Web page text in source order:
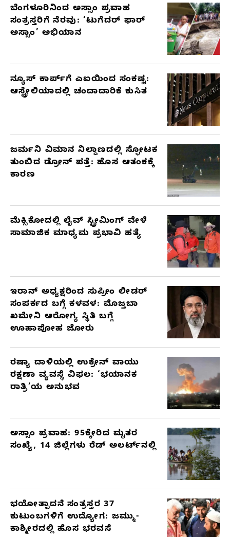
RELATED
ARTICLES
ಬೆಂಗಳೂರಿನಿಂದ ಅಸ್ಸಾಂ ಪ್ರವಾಹ
ಸಂತ್ರಸ್ತರಿಗೆ ನೆರವು: ‘ಟುಗೆದರ್ ಫಾರ್
ಅಸ್ಸಾಂ’ ಅಭಿಯಾನ
ನ್ಯೂಸ್ ಕಾರ್ಪ್‌ಗೆ ಎಐಯಿಂದ ಸಂಕಷ್ಟ:
ಆಸ್ಟ್ರೇಲಿಯಾದಲ್ಲಿ ಚಂದಾದಾರಿಕೆ ಕುಸಿತ
ಜರ್ಮನಿ ವಿಮಾನ ನಿಲ್ದಾಣದಲ್ಲಿ ಸ್ಫೋಟಕ
ತುಂಬಿದ ಡ್ರೋನ್ ಪತ್ತೆ: ಹೊಸ ಆತಂಕಕ್ಕೆ
ಕಾರಣ
ಮೆಕ್ಸಿಕೋದಲ್ಲಿ ಲೈವ್ ಸ್ಟ್ರೀಮಿಂಗ್ ವೇಳೆ
ಸಾಮಾಜಿಕ ಮಾಧ್ಯಮ ಪ್ರಭಾವಿ ಹತ್ಯೆ
ಇರಾನ್ ಅಧ್ಯಕ್ಷರಿಂದ ಸುಪ್ರೀಂ ಲೀಡರ್
ಸಂಪರ್ಕದ ಬಗ್ಗೆ ಕಳವಳ: ಮೊಜ್ತಬಾ
ಖಮೇನಿ ಆರೋಗ್ಯ ಸ್ಥಿತಿ ಬಗ್ಗೆ
ಊಹಾಪೋಹ ಜೋರು
ರಷ್ಯಾ ದಾಳಿಯಲ್ಲಿ ಉಕ್ರೇನ್ ವಾಯು
ರಕ್ಷಣಾ ವ್ಯವಸ್ಥೆ ವಿಫಲ: ‘ಭಯಾನಕ
ರಾತ್ರಿ’ಯ ಅನುಭವ
ಅಸ್ಸಾಂ ಪ್ರವಾಹ: 95ಕ್ಕೇರಿದ ಮೃತರ
ಸಂಖ್ಯೆ, 14 ಜಿಲ್ಲೆಗಳು ರೆಡ್ ಅಲರ್ಟ್‌ನಲ್ಲಿ
ಭಯೋತ್ಪಾದನೆ ಸಂತ್ರಸ್ತರ 37
ಕುಟುಂಬಗಳಿಗೆ ಉದ್ಯೋಗ: ಜಮ್ಮು-
ಕಾಶ್ಮೀರದಲ್ಲಿ ಹೊಸ ಭರವಸೆ